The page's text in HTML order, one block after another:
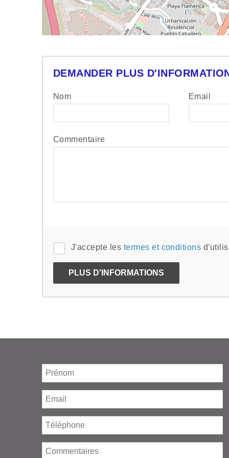
DEMANDER PLUS
Nom Email
Commentaire
J'accepte les termes et conditions